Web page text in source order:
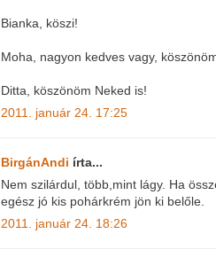
Bianka, köszi!
Moha, nagyon kedves vagy,
Ditta, köszönöm Neked is!
2011. január 24. 17:25
BirgánAndi írta...
Nem szilárdul, több,mint lágy. Ha
egész jó kis pohárkrém jön ki belőle.
2011. január 24. 18:26